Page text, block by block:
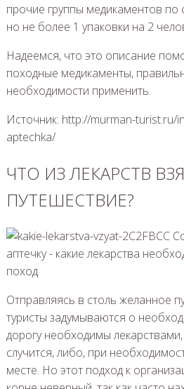
прочие группы медикаментов
но не более 1 упаковки на 2
Надеемся, что это описание
походные медикаменты,
необходимости применить.
Источник: http://murman-turist.ru/
aptechka/
ЧТО ИЗ ЛЕКАРСТВ
ПУТЕШЕСТВИЕ?
Отправляясь в столь желанное
туристы задумываются о
дорогу необходимы
случится, либо, при
месте. Но этот подход к